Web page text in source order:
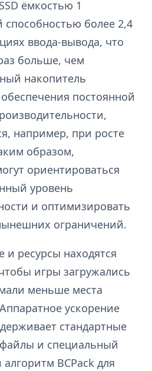
ёмкостью 1
способностью более 2,4
ввода-вывода, что
больше, чем
накопитель
постоянной
например, при росте
образом,
ориентироваться
уровень
и оптимизировать
ограничений.
ресурсы находятся
игры загружались
меньше места
ускорение
стандартные
и специальный
BCPack для